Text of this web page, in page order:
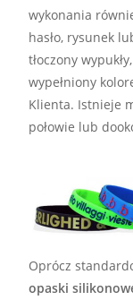
wykonania
hasło, rysunek
tłoczony
wypełniony
Klienta. Istnieje
połowie lub
Oprócz
opaski